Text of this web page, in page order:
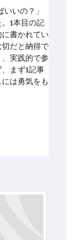
いの？」
1本目の記
書かれてい
だと納得で
実践的で参
まず1記事
は勇気をも